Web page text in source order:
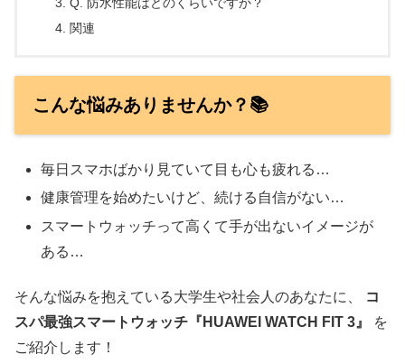
Q. 防水性能はどのくらいですか？
関連
こんな悩みありませんか？📚
毎日スマホばかり見ていて目も心も疲れる…
健康管理を始めたいけど、続ける自信がない…
スマートウォッチって高くて手が出ないイメージが
ある…
そんな悩みを抱えている大学生や社会人のあなたに、
コ
スパ最強スマートウォッチ『HUAWEI WATCH FIT 3』
を
ご紹介します！